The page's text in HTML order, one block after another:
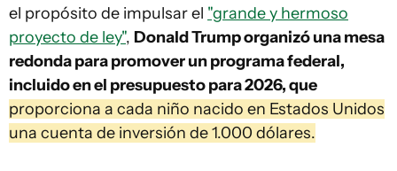
el propósito de impulsar el "grande y hermoso
proyecto de ley", Donald Trump organizó una mesa
redonda para promover un programa federal,
incluido en el presupuesto para 2026, que
proporciona a cada niño nacido en Estados Unidos
una cuenta de inversión de 1.000 dólares.